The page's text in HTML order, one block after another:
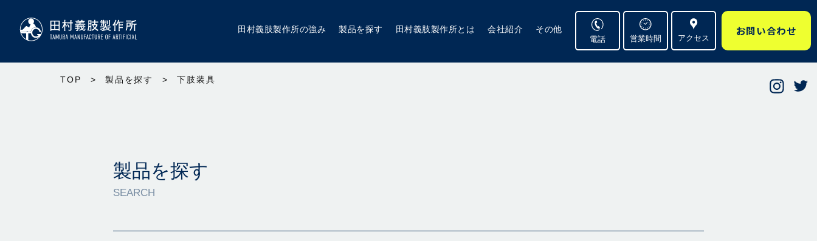
田村義肢製作所の強み 製品を探す 田村義肢製作所とは 会社紹介 その他
電話 営業時間 アクセス
お問い合わせ
TOP > 製品を探す > 下肢装具
製品を探す
SEARCH